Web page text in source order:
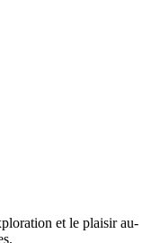
et le plaisir au-